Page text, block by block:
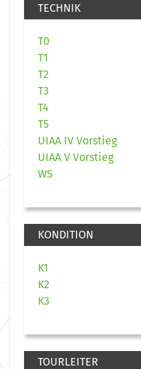
TECHNIK
T0
T1
T2
T3
T4
T5
UIAA IV Vorstieg
UIAA V Vorstieg
WS
KONDITION
K1
K2
K3
TOURLEITER